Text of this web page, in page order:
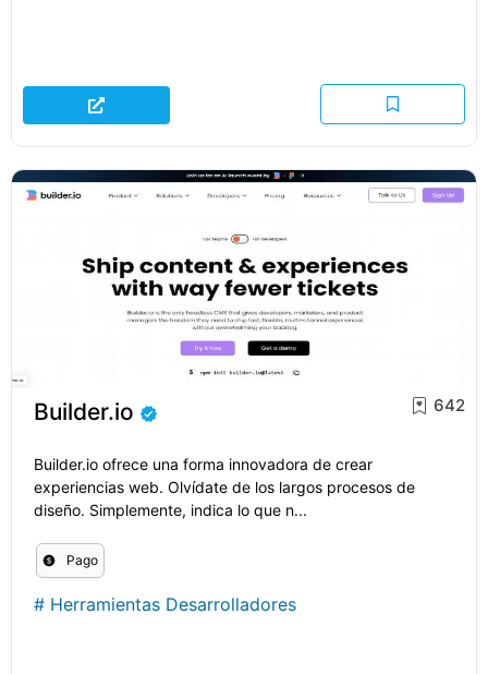
Builder.io 642
Builder.io ofrece una forma innovadora de crear
experiencias web. Olvídate de los largos procesos de
diseño. Simplemente, indica lo que n...
Pago
# Herramientas Desarrolladores